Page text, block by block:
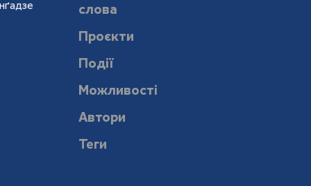
слова
Проєкти
Події
Можливості
Автори
Теги